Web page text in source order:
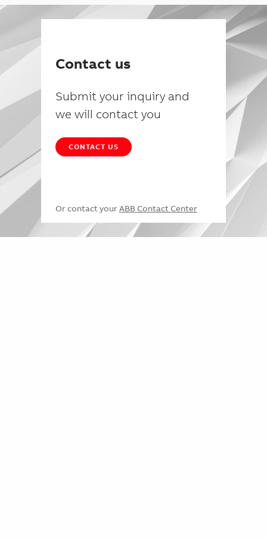
Contact us
Submit your inquiry and
we will contact you
CONTACT US
Or contact your ABB Contact Center